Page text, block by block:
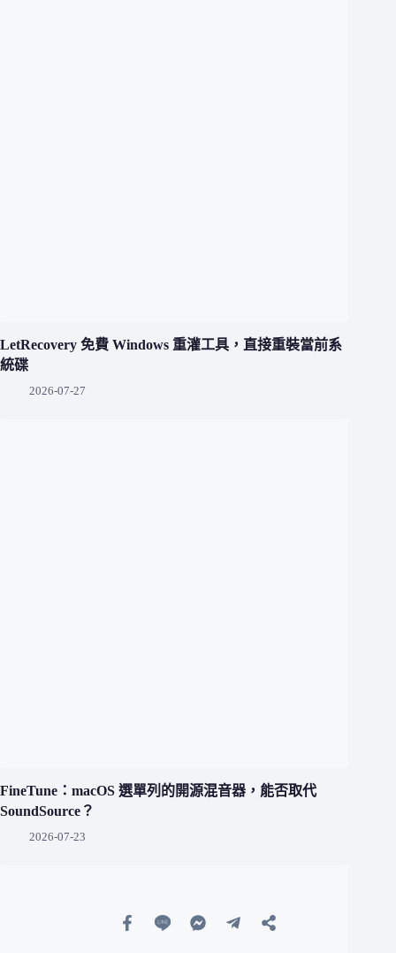
LetRecovery 免費 Windows 重灌工具，直接重裝當前系
統碟
2026-07-27
FineTune：macOS 選單列的開源混音器，能否取代
SoundSource？
2026-07-23